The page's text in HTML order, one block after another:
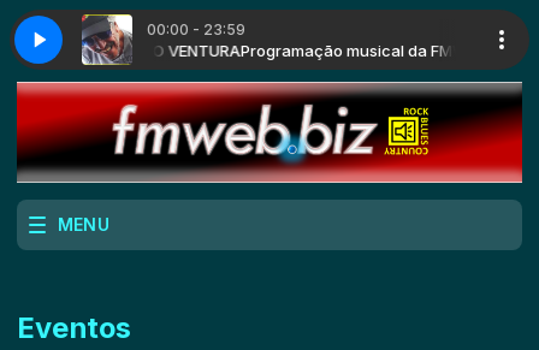
00:00 - 23:59
com FLAVIO VENTURAProgramação musical da FMWeb. com
Light - A 1S - Alabama - Dixieland Light - A
MENU
Eventos